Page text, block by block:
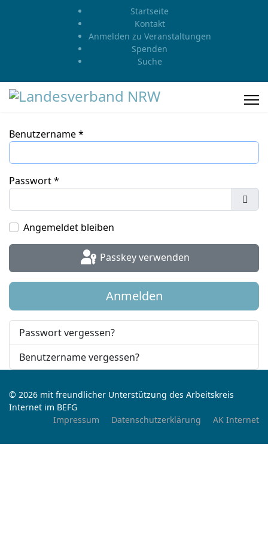
Startseite
Kontakt
Anmelden zu Veranstaltungen
Spenden
Suche
Benutzername*
Passwort*
Angemeldet bleiben
Passkey verwenden
Anmelden
Passwort vergessen?
Benutzername vergessen?
© 2026 mit freundlicher Unterstützung des Arbeitskreis
Internet im BEFG
Impressum
Datenschutzerklärung AK Internet